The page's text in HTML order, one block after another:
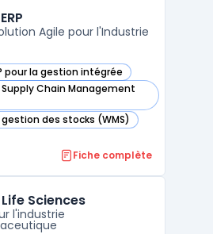
projets, la collaboration,
Agile pour l'Industrie
pour la gestion intégrée
cette catégorie
Supply Chain Management
cette catégorie
des stocks (WMS)
cette catégorie
Fiche complète
Life Sciences
l'industrie